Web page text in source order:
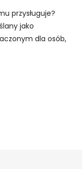
przysługuje?
jako
dla osób,